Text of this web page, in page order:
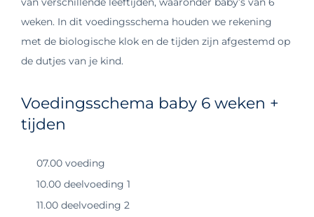
weken. In dit voedingsschema houden we rekening
met de biologische klok en de tijden zijn afgestemd op
de dutjes van je kind.
Voedingsschema baby 6 weken +
tijden
07.00 voeding
10.00 deelvoeding 1
11.00 deelvoeding 2